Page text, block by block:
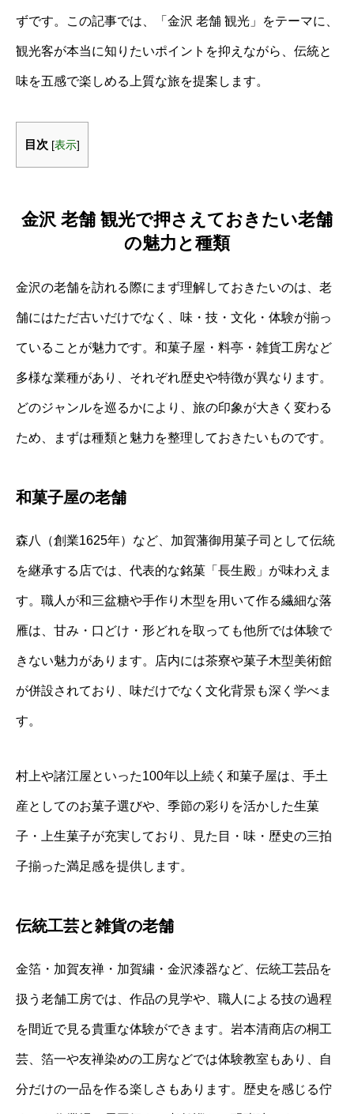
ずです。この記事では、「金沢 老舗 観光」をテーマに、
観光客が本当に知りたいポイントを抑えながら、伝統と
味を五感で楽しめる上質な旅を提案します。
目次 [表示]
金沢 老舗 観光で押さえておきたい老舗
の魅力と種類
金沢の老舗を訪れる際にまず理解しておきたいのは、老
舗にはただ古いだけでなく、味・技・文化・体験が揃っ
ていることが魅力です。和菓子屋・料亭・雑貨工房など
多様な業種があり、それぞれ歴史や特徴が異なります。
どのジャンルを巡るかにより、旅の印象が大きく変わる
ため、まずは種類と魅力を整理しておきたいものです。
和菓子屋の老舗
森八（創業1625年）など、加賀藩御用菓子司として伝統
を継承する店では、代表的な銘菓「長生殿」が味わえま
す。職人が和三盆糖や手作り木型を用いて作る繊細な落
雁は、甘み・口どけ・形どれを取っても他所では体験で
きない魅力があります。店内には茶寮や菓子木型美術館
が併設されており、味だけでなく文化背景も深く学べま
す。
村上や諸江屋といった100年以上続く和菓子屋は、手土
産としてのお菓子選びや、季節の彩りを活かした生菓
子・上生菓子が充実しており、見た目・味・歴史の三拍
子揃った満足感を提供します。
伝統工芸と雑貨の老舗
金箔・加賀友禅・加賀繍・金沢漆器など、伝統工芸品を
扱う老舗工房では、作品の見学や、職人による技の過程
を間近で見る貴重な体験ができます。岩本清商店の桐工
芸、箔一や友禅染めの工房などでは体験教室もあり、自
分だけの一品を作る楽しさもあります。歴史を感じる佇